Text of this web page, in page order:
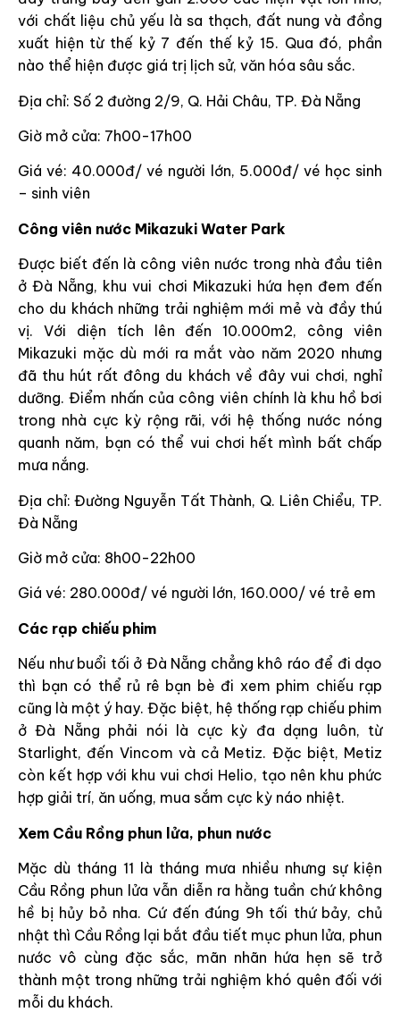
với chất liệu chủ yếu là sa thạch, đất nung và đồng
xuất hiện từ thế kỷ 7 đến thế kỷ 15. Qua đó, phần
nào thể hiện được giá trị lịch sử, văn hóa sâu sắc.
Địa chỉ: Số 2 đường 2/9, Q. Hải Châu, TP. Đà Nẵng
Giờ mở cửa: 7h00-17h00
Giá vé: 40.000đ/ vé người lớn, 5.000đ/ vé học sinh
– sinh viên
Công viên nước Mikazuki Water Park
Được biết đến là công viên nước trong nhà đầu tiên
ở Đà Nẵng, khu vui chơi Mikazuki hứa hẹn đem đến
cho du khách những trải nghiệm mới mẻ và đầy thú
vị. Với diện tích lên đến 10.000m2, công viên
Mikazuki mặc dù mới ra mắt vào năm 2020 nhưng
đã thu hút rất đông du khách về đây vui chơi, nghỉ
dưỡng. Điểm nhấn của công viên chính là khu hồ bơi
trong nhà cực kỳ rộng rãi, với hệ thống nước nóng
quanh năm, bạn có thể vui chơi hết mình bất chấp
mưa nắng.
Địa chỉ: Đường Nguyễn Tất Thành, Q. Liên Chiểu, TP.
Đà Nẵng
Giờ mở cửa: 8h00-22h00
Giá vé: 280.000đ/ vé người lớn, 160.000/ vé trẻ em
Các rạp chiếu phim
Nếu như buổi tối ở Đà Nẵng chẳng khô ráo để đi dạo
thì bạn có thể rủ rê bạn bè đi xem phim chiếu rạp
cũng là một ý hay. Đặc biệt, hệ thống rạp chiếu phim
ở Đà Nẵng phải nói là cực kỳ đa dạng luôn, từ
Starlight, đến Vincom và cả Metiz. Đặc biệt, Metiz
còn kết hợp với khu vui chơi Helio, tạo nên khu phức
hợp giải trí, ăn uống, mua sắm cực kỳ náo nhiệt.
Xem Cầu Rồng phun lửa, phun nước
Mặc dù tháng 11 là tháng mưa nhiều nhưng sự kiện
Cầu Rồng phun lửa vẫn diễn ra hằng tuần chứ không
hề bị hủy bỏ nha. Cứ đến đúng 9h tối thứ bảy, chủ
nhật thì Cầu Rồng lại bắt đầu tiết mục phun lửa, phun
nước vô cùng đặc sắc, mãn nhãn hứa hẹn sẽ trở
thành một trong những trải nghiệm khó quên đối với
mỗi du khách.